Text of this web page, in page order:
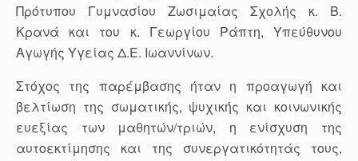
Πρότυπου Γυμνασίου Ζωσιμαίας Σχολής κ. Β.
Κρανά και του κ. Γεωργίου Ράπτη, Υπεύθυνου
Αγωγής Υγείας Δ.Ε. Ιωαννίνων.
Στόχος της παρέμβασης ήταν η προαγωγή και
βελτίωση της σωματικής, ψυχικής και κοινωνικής
ευεξίας των μαθητών/τριών, η ενίσχυση της
αυτοεκτίμησης και της συνεργατικότητάς τους,